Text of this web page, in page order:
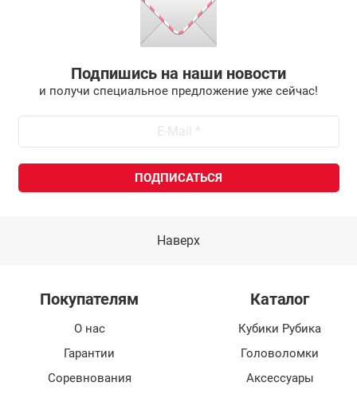
Подпишись на наши новости
и получи специальное предложение уже сейчас!
Наверх
Покупателям
О нас
Гарантии
Соревнования
Каталог
Кубики Рубика
Головоломки
Аксессуары